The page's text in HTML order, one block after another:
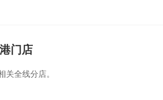
门店
关全线分店。